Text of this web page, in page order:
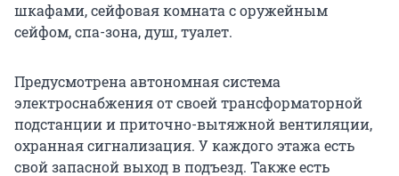
шкафами, сейфовая комната с оружейным
сейфом, спа-зона, душ, туалет.
Предусмотрена автономная система
электроснабжения от своей трансформаторной
подстанции и приточно-вытяжной вентиляции,
охранная сигнализация. У каждого этажа есть
свой запасной выход в подъезд. Также есть